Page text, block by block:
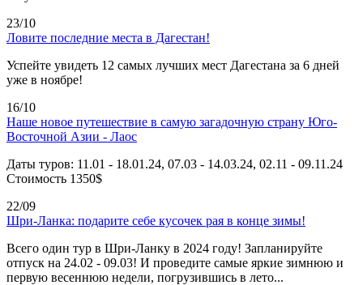
23/10
Ловите последние места в Дагестан!
Успейте увидеть 12 самых лучших мест Дагестана за 6 дней
уже в ноябре!
16/10
Наше новое путешествие в самую загадочную страну Юго-
Восточной Азии - Лаос
Даты туров: 11.01 - 18.01.24, 07.03 - 14.03.24, 02.11 - 09.11.24
Стоимость 1350$
22/09
Шри-Ланка: подарите себе кусочек рая в конце зимы!
Всего один тур в Шри-Ланку в 2024 году! Запланируйте
отпуск на 24.02 - 09.03! И проведите самые яркие зимнюю и
первую весеннюю недели, погрузившись в лето...